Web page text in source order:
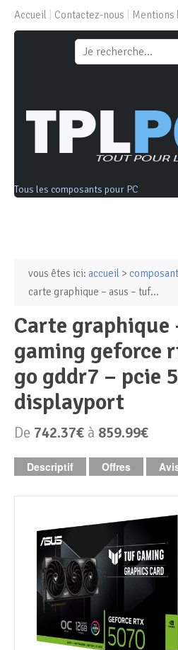
Accueil Contactez-nous Mentions
Tous les composants pour PC
Ordinateurs &
PC de bureau
PC portable
Mini PC
PC Tout-en-un
Barebone
Tablettes
Alimentation PC
Boitier PC
Carte graphique
Mémoire PC
Mémoire Notebook
Processeur
Disque SSD
Périphériques &
Clavier & Souris
Ecran PC
Réseaux
vous êtes ici: accueil >
carte graphique – asus – tuf...
carte graphique – asus – tuf
gaming geforce
go gddr7 – pcie
displayport
De 742.37€ à 859.99€
Descriptif Offres